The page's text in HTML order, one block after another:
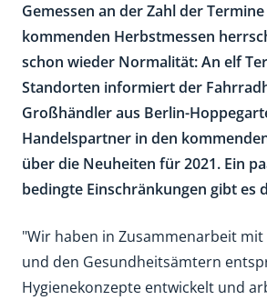
Gemessen an der Zahl der
kommenden Herbstmessen
schon wieder Normalität: An elf
Standorten informiert der
Großhändler aus Berlin-
Handelspartner in den
über die Neuheiten für 2021. Ein
bedingte Einschränkungen gibt es
"Wir haben in Zusammenarbeit
und den Gesundheitsämtern
Hygienekonzepte entwickelt und